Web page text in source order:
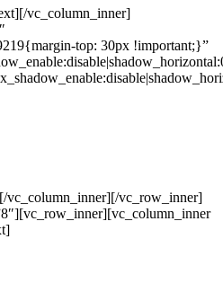
vc_column_inner]
top: 30px !important;}”
vc_column_inner][/vc_row_inner]